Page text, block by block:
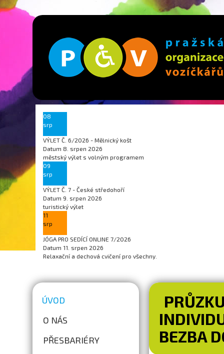
08
srp
VÝLET Č. 6/2026 - Mělnický košt
Datum 8. srpen 2026
městský výlet s volným programem
09
srp
VÝLET Č. 7 - České středohoří
Datum 9. srpen 2026
turistický výlet
11
srp
JÓGA PRO SEDÍCÍ ONLINE 7/2026
Datum 11. srpen 2026
Relaxační a dechová cvičení pro všechny.
ÚVOD
O NÁS
PŘESBARIÉRY
BEZBA